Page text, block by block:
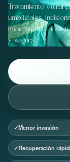
Tratamiento
umbilicales,
mínimamente
y segura.
Menor invasión
Recuperación